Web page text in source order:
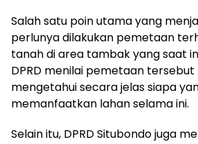
Salah satu poin utama yang
perlunya dilakukan pemetaan
tanah di area tambak yang saat
DPRD menilai pemetaan
mengetahui secara jelas siapa
memanfaatkan lahan selama ini.
Selain itu, DPRD Situbondo juga